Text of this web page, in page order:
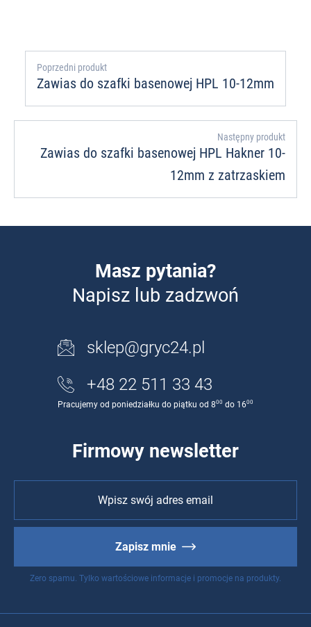
Poprzedni produkt
Zawias do szafki basenowej HPL 10-12mm
Następny produkt
Zawias do szafki basenowej HPL Hakner 10-
12mm z zatrzaskiem
Masz pytania?
Napisz lub zadzwoń
sklep@gryc24.pl
+48 22 511 33 43
Pracujemy od poniedziałku do piątku od 800 do 1600
Firmowy newsletter
Zapisz mnie
Zero spamu. Tylko wartościowe informacje i promocje na produkty.